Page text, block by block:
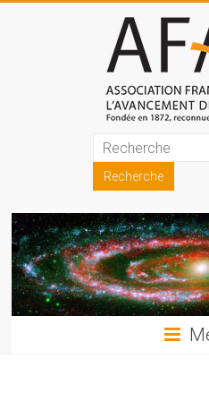
Association
française
pour
des
sciences